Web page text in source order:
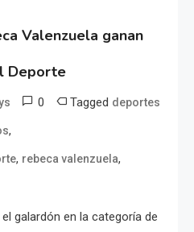
Valenzuela ganan
Deporte
0 Tagged deportes
,
, rebeca valenzuela,
galardón en la categoría de